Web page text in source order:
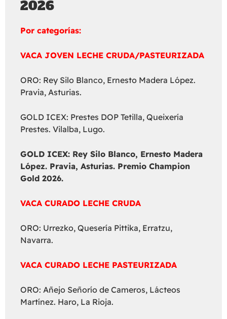
2026
Por categorías:
VACA JOVEN LECHE CRUDA/PASTEURIZADA
ORO: Rey Silo Blanco, Ernesto Madera López.
Pravia, Asturias.
GOLD ICEX: Prestes DOP Tetilla, Queixería
Prestes. Vilalba, Lugo.
GOLD ICEX: Rey Silo Blanco, Ernesto Madera
López. Pravia, Asturias. Premio Champion
Gold 2026.
VACA CURADO LECHE CRUDA
ORO: Urrezko, Quesería Pittika, Erratzu,
Navarra.
VACA CURADO LECHE PASTEURIZADA
ORO: Añejo Señorío de Cameros, Lácteos
Martínez. Haro, La Rioja.